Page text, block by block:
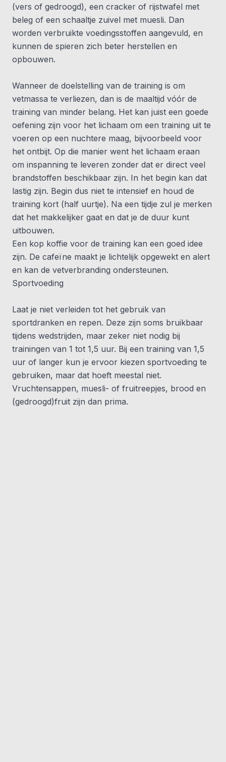
(vers of gedroogd), een cracker of rijstwafel met
beleg of een schaaltje zuivel met muesli. Dan
worden verbruikte voedingsstoffen aangevuld, en
kunnen de spieren zich beter herstellen en
opbouwen.
Wanneer de doelstelling van de training is om
vetmassa te verliezen, dan is de maaltijd vóór de
training van minder belang. Het kan juist een goede
oefening zijn voor het lichaam om een training uit te
voeren op een nuchtere maag, bijvoorbeeld voor
het ontbijt. Op die manier went het lichaam eraan
om inspanning te leveren zonder dat er direct veel
brandstoffen beschikbaar zijn. In het begin kan dat
lastig zijn. Begin dus niet te intensief en houd de
training kort (half uurtje). Na een tijdje zul je merken
dat het makkelijker gaat en dat je de duur kunt
uitbouwen.
Een kop koffie voor de training kan een goed idee
zijn. De cafeïne maakt je lichtelijk opgewekt en alert
en kan de vetverbranding ondersteunen.
Sportvoeding
Laat je niet verleiden tot het gebruik van
sportdranken en repen. Deze zijn soms bruikbaar
tijdens wedstrijden, maar zeker niet nodig bij
trainingen van 1 tot 1,5 uur. Bij een training van 1,5
uur of langer kun je ervoor kiezen sportvoeding te
gebruiken, maar dat hoeft meestal niet.
Vruchtensappen, muesli- of fruitreepjes, brood en
(gedroogd)fruit zijn dan prima.